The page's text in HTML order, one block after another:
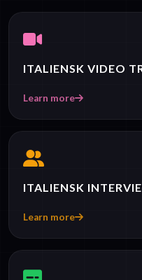
ITALIENSK VIDEO
Learn more
ITALIENSK
Learn more